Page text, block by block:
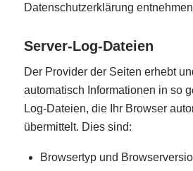
Datenschutzerklärung
Server-Log-Dateien
Der Provider der Seiten erhebt
automatisch Informationen in so
Log-Dateien, die Ihr Browser
übermittelt. Dies sind:
Browsertyp und